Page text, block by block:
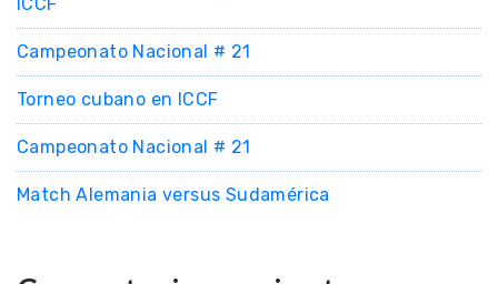
Campeonato Nacional # 21
Torneo cubano en ICCF
Campeonato Nacional # 21
Match Alemania versus Sudamérica